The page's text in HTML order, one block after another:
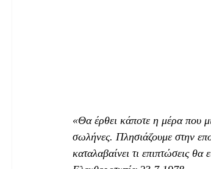
«Θα έρθει κάποτε η μέρα που
σωλήνες. Πλησιάζουμε στην
καταλαβαίνει τι επιπτώσεις